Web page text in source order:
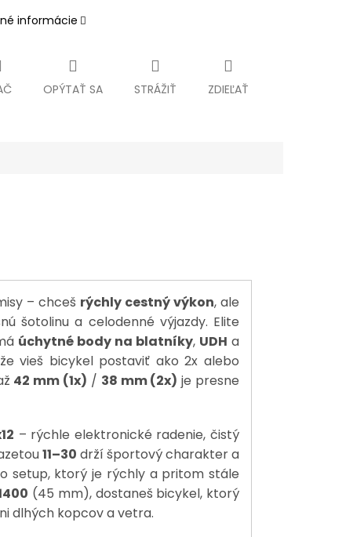
informácie
OPÝTAŤ SA STRÁŽIŤ ZDIEĽAŤ
– chceš rýchly cestný výkon, ale
šotolinu a celodenné výjazdy. Elite
úchytné body na blatníky, UDH a
vieš bicykel postaviť ako 2x alebo
42 mm (1x) / 38 mm (2x) je presne
– rýchle elektronické radenie, čistý
11–30 drží športový charakter a
setup, ktorý je rýchly a pritom stále
(45 mm), dostaneš bicykel, ktorý
dlhých kopcov a vetra.